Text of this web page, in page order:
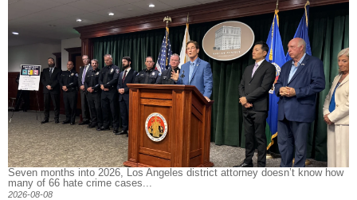
Seven months into 2026, Los Angeles district attorney doesn’t know how
many of 66 hate crime cases...
2026-08-08